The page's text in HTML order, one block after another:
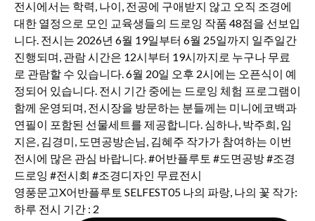
영풍문고X어반플루토 SELFEST05 나의 파랑, 나의 꽃 작가:
하루 전시 기간 : 2